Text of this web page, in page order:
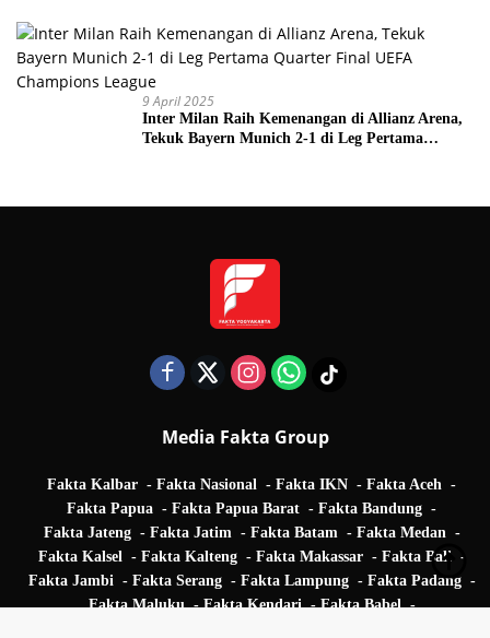
9 April 2025
Inter Milan Raih Kemenangan di Allianz Arena,
Tekuk Bayern Munich 2-1 di Leg Pertama
Media Fakta Group
Fakta Kalbar Fakta Nasional Fakta IKN
Fakta Aceh
Fakta Papua
Fakta Papua Barat
Fakta Bandung
Fakta Jateng
Fakta Jatim Fakta Batam
Fakta Medan
Fakta Kalsel
Fakta Kalteng Fakta Makassar
Fakta Bali
Fakta Jambi
Fakta Serang Fakta Lampung
Fakta Padang
Fakta Maluku
Fakta Kendari
Fakta Babel